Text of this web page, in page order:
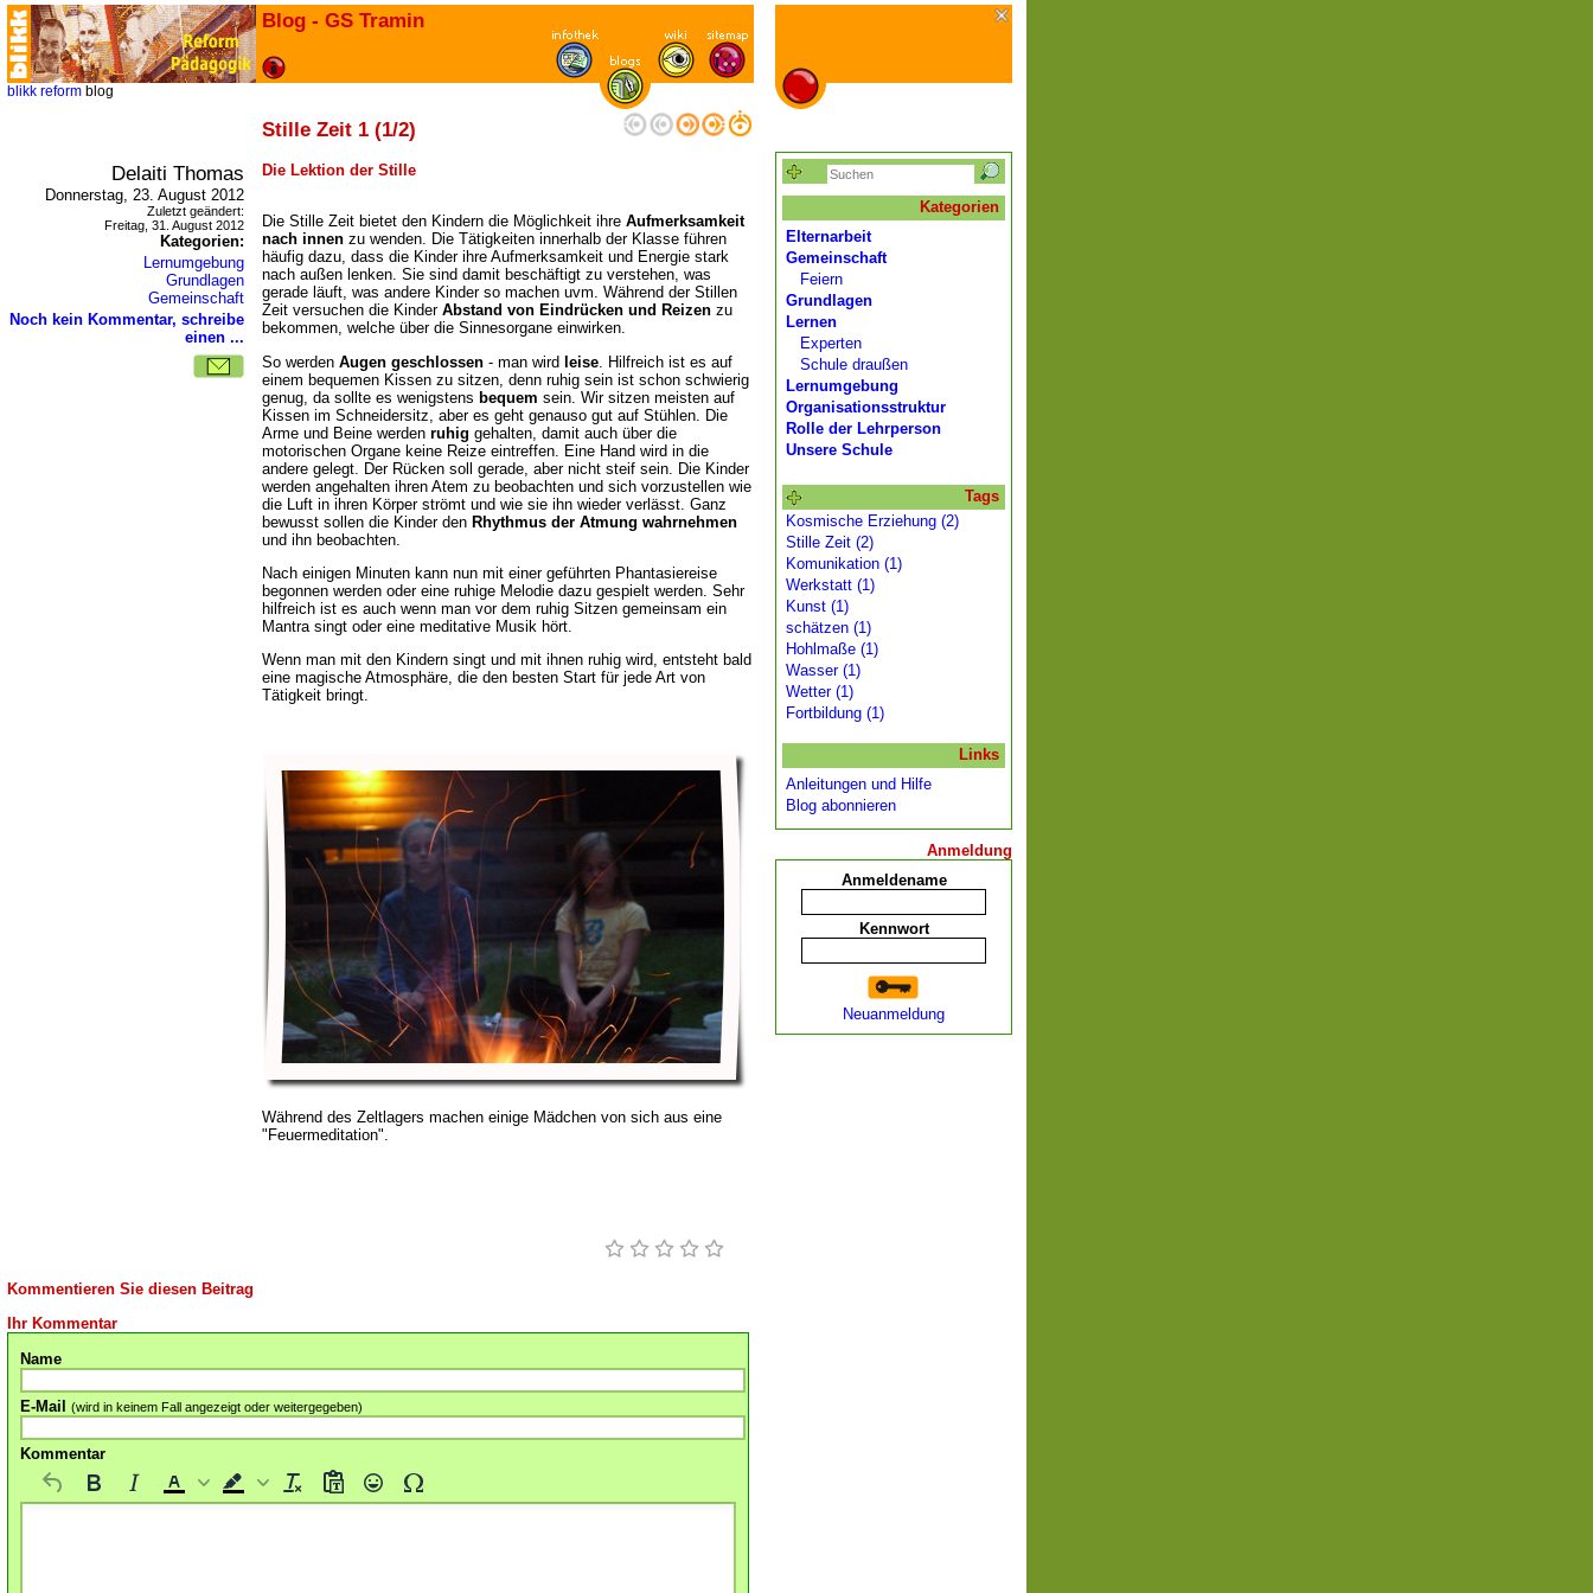
Blog - GS Tramin
blikk reform blog
Stille Zeit 1 (1/2)
Delaiti Thomas
Donnerstag, 23. August 2012
Zuletzt geändert:
Freitag, 31. August 2012
Kategorien:
Lernumgebung
Grundlagen
Gemeinschaft
Noch kein Kommentar, schreibe
einen ...
Die Lektion der Stille
Die Stille Zeit bietet den Kindern die Möglichkeit ihre Aufmerksamkeit
nach innen zu wenden. Die Tätigkeiten innerhalb der Klasse führen
häufig dazu, dass die Kinder ihre Aufmerksamkeit und Energie stark
nach außen lenken. Sie sind damit beschäftigt zu verstehen, was
gerade läuft, was andere Kinder so machen uvm. Während der Stillen
Zeit versuchen die Kinder Abstand von Eindrücken und Reizen zu
bekommen, welche über die Sinnesorgane einwirken.
So werden Augen geschlossen - man wird leise . Hilfreich ist es auf
einem bequemen Kissen zu sitzen, denn ruhig sein ist schon schwierig
genug, da sollte es wenigstens bequem sein. Wir sitzen meisten auf
Kissen im Schneidersitz, aber es geht genauso gut auf Stühlen. Die
Arme und Beine werden ruhig gehalten, damit auch über die
motorischen Organe keine Reize eintreffen. Eine Hand wird in die
andere gelegt. Der Rücken soll gerade, aber nicht steif sein. Die Kinder
werden angehalten ihren Atem zu beobachten und sich vorzustellen wie
die Luft in ihren Körper strömt und wie sie ihn wieder verlässt. Ganz
bewusst sollen die Kinder den Rhythmus der Atmung wahrnehmen
und ihn beobachten.
Nach einigen Minuten kann nun mit einer geführten Phantasiereise
begonnen werden oder eine ruhige Melodie dazu gespielt werden. Sehr
hilfreich ist es auch wenn man vor dem ruhig Sitzen gemeinsam ein
Mantra singt oder eine meditative Musik hört.
Wenn man mit den Kindern singt und mit ihnen ruhig wird, entsteht bald
eine magische Atmosphäre, die den besten Start für jede Art von
Tätigkeit bringt.
Während des Zeltlagers machen einige Mädchen von sich aus eine
"Feuermeditation".
Kommentieren Sie diesen Beitrag
Ihr Kommentar
Name
E-Mail (wird in keinem Fall angezeigt oder weitergegeben)
Kommentar
Kategorien
Elternarbeit
Gemeinschaft
Feiern
Grundlagen
Lernen
Experten
Schule draußen
Lernumgebung
Organisationsstruktur
Rolle der Lehrperson
Unsere Schule
Tags
Kosmische Erziehung (2)
Stille Zeit (2)
Komunikation (1)
Werkstatt (1)
Kunst (1)
schätzen (1)
Hohlmaße (1)
Wasser (1)
Wetter (1)
Fortbildung (1)
Links
Anleitungen und Hilfe
Blog abonnieren
Anmeldung
Anmeldename
Kennwort
Neuanmeldung